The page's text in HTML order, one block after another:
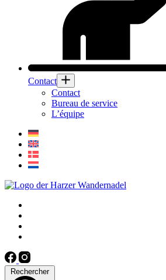
Contact
Contact
Bureau de service
L’équipe
Rechercher